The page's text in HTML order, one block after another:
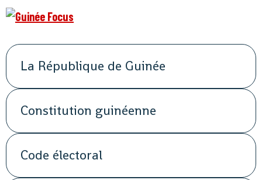
La République de Guinée
Constitution guinéenne
Code électoral